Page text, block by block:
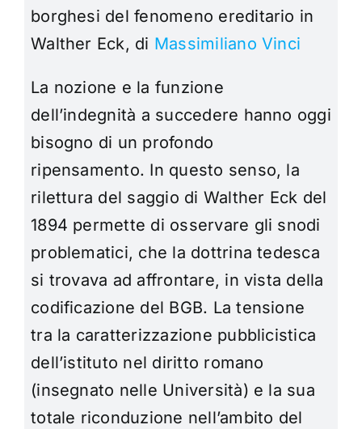
borghesi del fenomeno ereditario in
Walther Eck, di Massimiliano Vinci
La nozione e la funzione
dell’indegnità a succedere hanno oggi
bisogno di un profondo
ripensamento. In questo senso, la
rilettura del saggio di Walther Eck del
1894 permette di osservare gli snodi
problematici, che la dottrina tedesca
si trovava ad affrontare, in vista della
codificazione del BGB. La tensione
tra la caratterizzazione pubblicistica
dell’istituto nel diritto romano
(insegnato nelle Università) e la sua
totale riconduzione nell’ambito del